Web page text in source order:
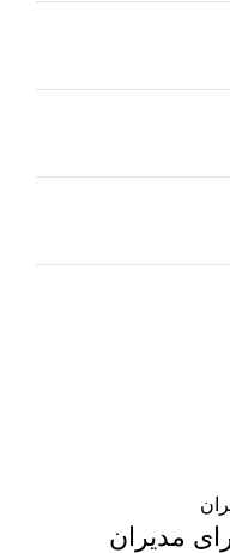
مدیران